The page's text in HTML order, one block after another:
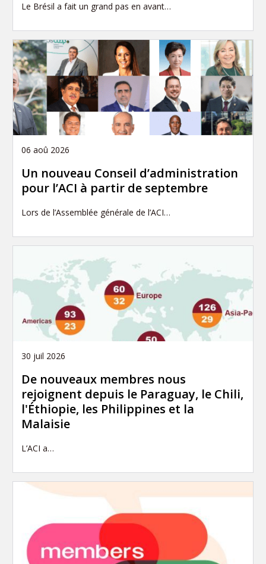
Le Brésil a fait un grand pas en avant…
06 aoû 2026
Un nouveau Conseil d’administration
pour l’ACI à partir de septembre
Lors de l’Assemblée générale de l’ACI…
30 juil 2026
De nouveaux membres nous
rejoignent depuis le Paraguay, le Chili,
l'Éthiopie, les Philippines et la
Malaisie
L’ACI a…